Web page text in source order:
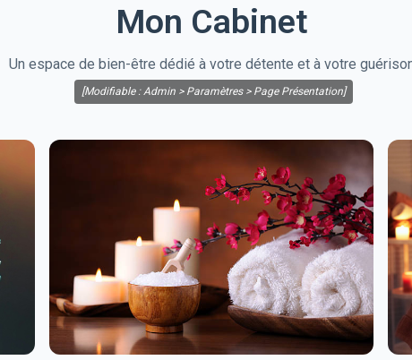
Mon Cabinet
Un espace de bien-être dédié à votre détente et à votre
[Modifiable : Admin > Paramètres > Page Présentation]